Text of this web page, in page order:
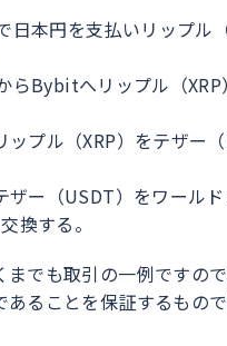
本円を支払いリップル
Bybitへリップル（XRP
プル（XRP）をテザー
ー（USDT）をワールド
換する。
までも取引の一例ですの
あることを保証するもの